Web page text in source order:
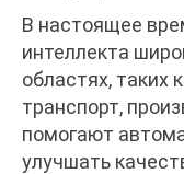
В настоящее
интеллекта
областях, таких
транспорт,
помогают
улучшать